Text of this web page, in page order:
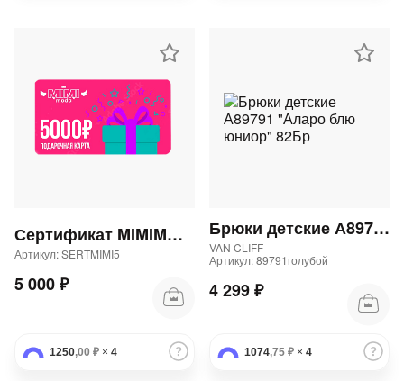
Сертификат MIMIMODA 5000 р.
Артикул: SERTMIMI5
5 000 ₽
1250,00 ₽ × 4
Брюки детские А89791 "Аларо блю юниор" 82Бр
VAN CLIFF
Артикул: 89791голубой
4 299 ₽
1074,75 ₽ × 4